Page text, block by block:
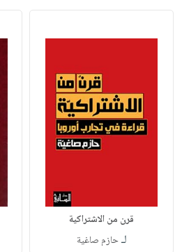
قرن من الاشتراكية
لـحازم صاغية